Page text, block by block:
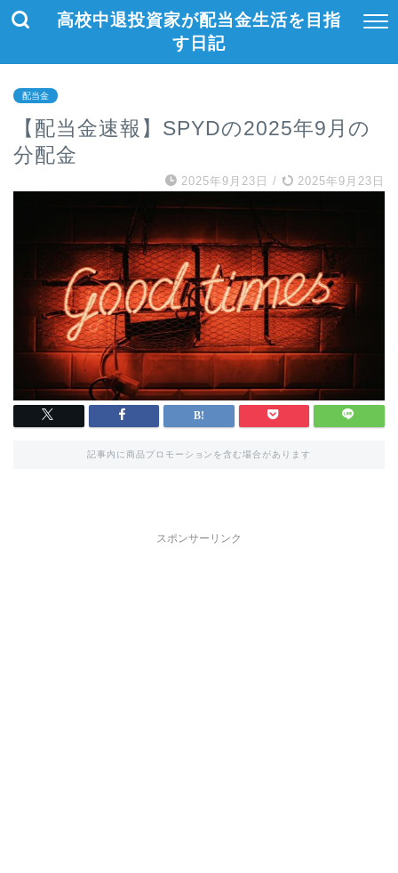
高校中退投資家が配当金生活を目指
す日記
配当金
【配当金速報】SPYDの2025年9月の
分配金
2025年9月23日 / 2025年9月23日
記事内に商品プロモーションを含む場合があります
スポンサーリンク